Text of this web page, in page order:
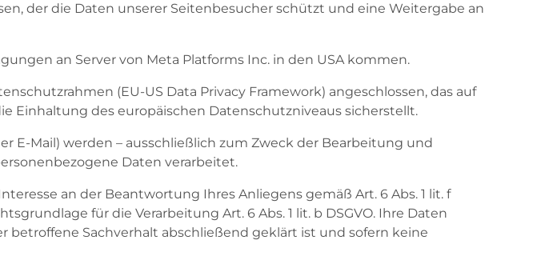
der die Daten unserer Seitenbesucher schützt und eine Weitergabe an
an Server von Meta Platforms Inc. in den USA kommen.
(EU-US Data Privacy Framework) angeschlossen, das auf
Einhaltung des europäischen Datenschutzniveaus sicherstellt.
E-Mail) werden – ausschließlich zum Zweck der Bearbeitung und
Daten verarbeitet.
an der Beantwortung Ihres Anliegens gemäß Art. 6 Abs. 1 lit. f
für die Verarbeitung Art. 6 Abs. 1 lit. b DSGVO. Ihre Daten
Sachverhalt abschließend geklärt ist und sofern keine